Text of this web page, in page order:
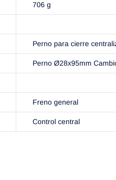
706 g
Perno para cierre
Perno Ø28x95mm
Freno general
Control central